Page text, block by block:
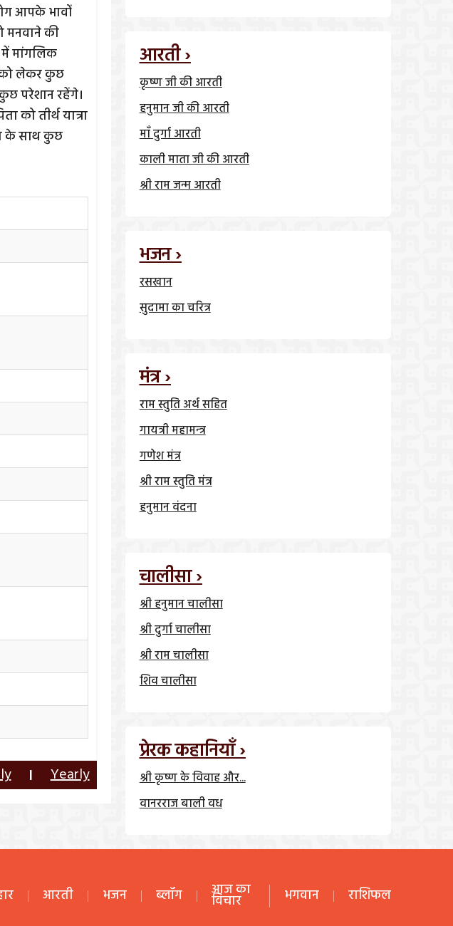
आपके भावों
मनवाने की
मांगलिक
को लेकर कुछ
परेशान रहेंगे।
को तीर्थ यात्रा
के साथ कुछ
| Yearly
आरती ›
कृष्ण जी की आरती
हनुमान जी की आरती
माँ दुर्गा आरती
काली माता जी की आरती
श्री राम जन्म आरती
भजन ›
रसखान
सुदामा का चरित्र
मंत्र ›
राम स्तुति अर्थ सहित
गायत्री महामन्त्र
गणेश मंत्र
श्री राम स्तुति मंत्र
हनुमान वंदना
चालीसा ›
श्री हनुमान चालीसा
श्री दुर्गा चालीसा
श्री राम चालीसा
शिव चालीसा
प्रेरक कहानियाँ ›
श्री कृष्ण के विवाह और...
वानरराज बाली वध
आरती भजन ब्लॉग आज का
विचार भगवान राशिफल